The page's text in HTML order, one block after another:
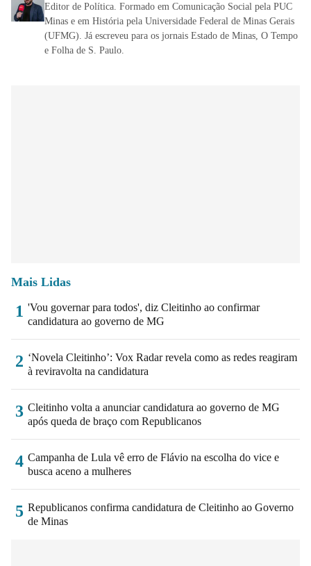
Editor de Política. Formado em Comunicação Social pela PUC
Minas e em História pela Universidade Federal de Minas Gerais
(UFMG). Já escreveu para os jornais Estado de Minas, O Tempo
e Folha de S. Paulo.
Mais Lidas
1 'Vou governar para todos', diz Cleitinho ao confirmar
candidatura ao governo de MG
2 ‘Novela Cleitinho’: Vox Radar revela como as redes reagiram
à reviravolta na candidatura
3 Cleitinho volta a anunciar candidatura ao governo de MG
após queda de braço com Republicanos
4 Campanha de Lula vê erro de Flávio na escolha do vice e
busca aceno a mulheres
5 Republicanos confirma candidatura de Cleitinho ao Governo
de Minas